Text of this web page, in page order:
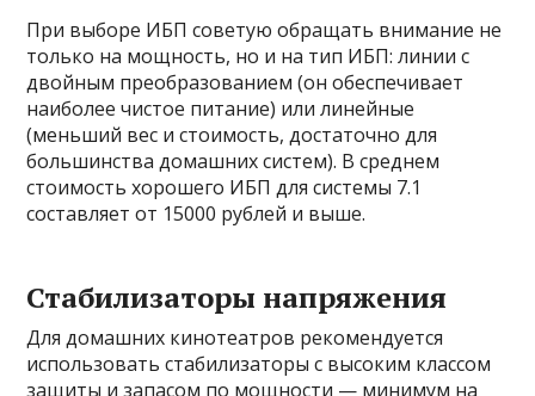
При выборе ИБП советую обращать внимание не
только на мощность, но и на тип ИБП: линии с
двойным преобразованием (он обеспечивает
наиболее чистое питание) или линейные
(меньший вес и стоимость, достаточно для
большинства домашних систем). В среднем
стоимость хорошего ИБП для системы 7.1
составляет от 15000 рублей и выше.
Стабилизаторы напряжения
Для домашних кинотеатров рекомендуется
использовать стабилизаторы с высоким классом
защиты и запасом по мощности — минимум на